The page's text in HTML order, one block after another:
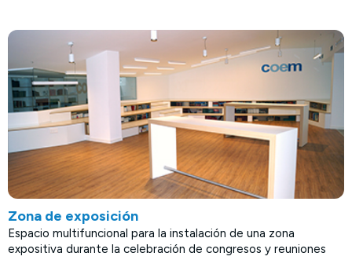
Zona de exposición
Espacio multifuncional para la instalación de una zona
expositiva durante la celebración de congresos y reuniones